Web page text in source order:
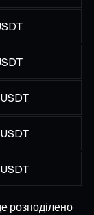
розподілено